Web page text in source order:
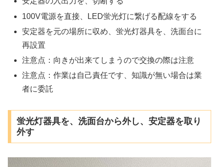
100V電源を直接、LED蛍光灯に繋げる配線をする
安定器を元の場所に収め、蛍光灯器具を、洗面台に
再設置
注意点：向きが出来てしまうので交換の際は注意
注意点：作業は自己責任です、知識が無い場合は業
者に委託
蛍光灯器具を、洗面台から外し、安定器を取り
外す